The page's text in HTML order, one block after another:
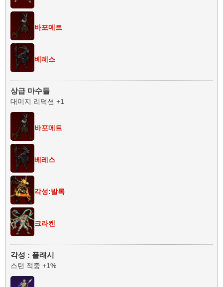
바포메트
베레스
상급 마수들
대미지 리덕션 +1
바포메트
베레스
각성:발록
크라켄
각성 : 플래시
스턴 적중 +1%